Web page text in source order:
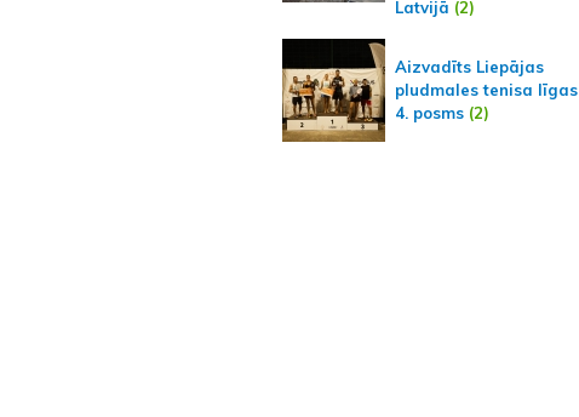
Latvijā (2)
Aizvadīts Liepājas
pludmales tenisa līgas
4. posms (2)